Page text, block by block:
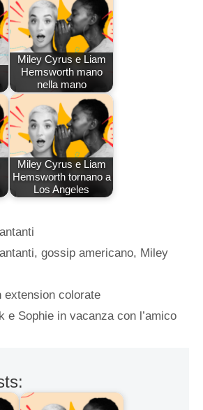
Miley Cyrus e Liam
Hemsworth mano
nella mano
Miley Cyrus e Liam
Hemsworth tornano a
Los Angeles
,gossip americano, Miley
extension colorate
e Sophie in vacanza con l’amico